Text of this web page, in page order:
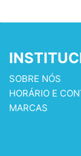
SOBRE NÓS
HORÁRIO E
MARCAS